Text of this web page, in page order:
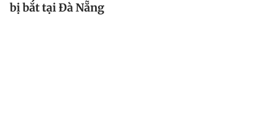
bị bắt tại Đà Nẵng